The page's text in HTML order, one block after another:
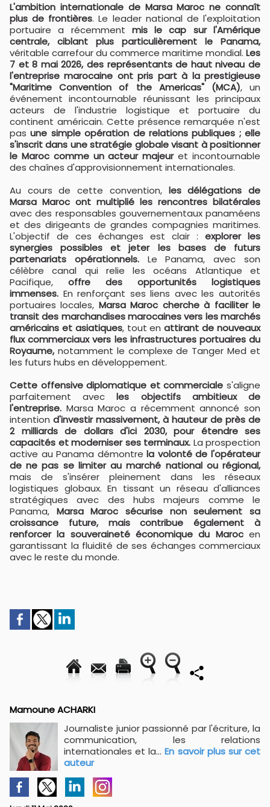
L'ambition internationale de Marsa Maroc ne connaît
plus de frontières. Le leader national de l'exploitation
portuaire a récemment mis le cap sur l'Amérique
centrale, ciblant plus particulièrement le Panama,
véritable carrefour du commerce maritime mondial. Les
7 et 8 mai 2026, des représentants de haut niveau de
l'entreprise marocaine ont pris part à la prestigieuse
"Maritime Convention of the Americas" (MCA), un
événement incontournable réunissant les principaux
acteurs de l'industrie logistique et portuaire du
continent américain. Cette présence remarquée n'est
pasune simple opération de relations publiques ; elle
s'inscrit dans une stratégie globale visant à positionner
le Maroc comme un acteur majeuret incontournable
des chaînes d'approvisionnement internationales.
Au cours de cette convention, les délégations de
Marsa Maroc ont multiplié les rencontres bilatérales
avec des responsables gouvernementaux panaméens
et des dirigeants de grandes compagnies maritimes.
L'objectif de ces échanges est clair : explorer les
synergies possibles et jeter les bases de futurs
partenariats opérationnels.Le Panama, avec son
célèbre canal qui relie les océans Atlantique et
Pacifique, offre des opportunités logistiques
immenses. En renforçant ses liens avec les autorités
portuaires locales, Marsa Maroc cherche à faciliter le
transit des marchandises marocaines vers les marchés
américains et asiatiques, tout enattirant de nouveaux
flux commerciaux vers les infrastructures portuaires du
Royaume, notamment le complexe de Tanger Med et
les futurs hubs en développement.
Cette offensive diplomatique et commerciale s'aligne
parfaitement avec les objectifs ambitieux de
l'entreprise. Marsa Maroc a récemment annoncé son
intention d'investir massivement, à hauteur de près de
2 milliards de dollars d'ici 2030, pour étendre ses
capacités et moderniser ses terminaux. La prospection
active au Panama démontre la volonté de l'opérateur
de ne pas se limiter au marché national ou régional,
mais de s'insérer pleinement dans les réseaux
logistiques globaux. En tissant un réseau d'alliances
stratégiques avec des hubs majeurs comme le
Panama, Marsa Maroc sécurise non seulement sa
croissance future, mais contribue également à
renforcer la souveraineté économique du Marocen
garantissant la fluidité de ses échanges commerciaux
avec le reste du monde.
Mamoune ACHARKI
Journaliste junior passionné par l'écriture, la
communication, les relations
internationales et la...En savoir plus sur cet
auteur